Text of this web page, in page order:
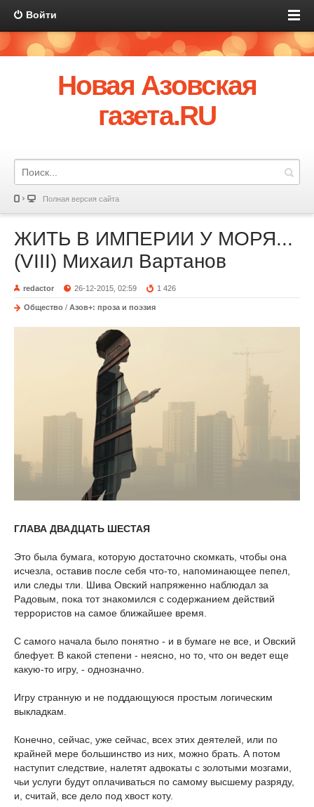
Войти
Новая Азовская
газета.RU
Полная версия сайта
ЖИТЬ В ИМПЕРИИ У МОРЯ...
(VIII) Михаил Вартанов
redactor 26-12-2015, 02:59 1 426
Общество / Азов+: проза и поэзия
ГЛАВА ДВАДЦАТЬ ШЕСТАЯ
Это была бумага, которую достаточно скомкать, чтобы она
исчезла, оставив после себя что-то, напоминающее пепел,
или следы тли. Шива Овский напряженно наблюдал за
Радовым, пока тот знакомился с содержанием действий
террористов на самое ближайшее время.
С самого начала было понятно - и в бумаге не все, и Овский
блефует. В какой степени - неясно, но то, что он ведет еще
какую-то игру, - однозначно.
Игру странную и не поддающуюся простым логическим
выкладкам.
Конечно, сейчас, уже сейчас, всех этих деятелей, или по
крайней мере большинство из них, можно брать. А потом
наступит следствие, налетят адвокаты с золотыми мозгами,
чьи услуги будут оплачиваться по самому высшему разряду,
и, считай, все дело под хвост коту.